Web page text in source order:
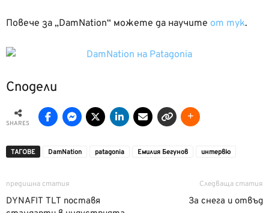
Повече за „DamNation“ можете да научите от тук.
Сподели
SHARES
ТАГОВЕ DamNation patagonia Емилия Бегунов интервю
предишна статия
DYNAFIT TLT поставя
Следваща статия
За снега и отвъд